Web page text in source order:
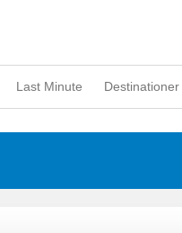
Last Minute Destinationer